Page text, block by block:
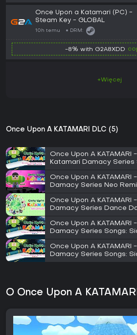
Once Upon a Katamari (PC) -
Steam Key - GLOBAL
10h temu DRM:
-8% with G2A8XDD
+Więcej
Once Upon A KATAMARI DLC (5)
Once Upon A KATAMARI -
Katamari Damacy Series
Once Upon A KATAMARI
Damacy Series Neo
Once Upon A KATAMARI
Damacy Series Dance
Once Upon A KATAMARI
Damacy Series Songs:
Once Upon A KATAMARI
Damacy Series Songs:
O Once Upon A